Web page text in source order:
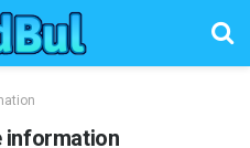
information